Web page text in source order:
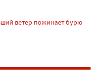
ветер пожинает бурю